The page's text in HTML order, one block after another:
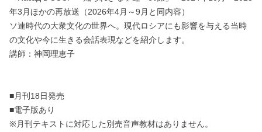
年3月ほかの再放送（2026年4月～9月と同内容）
ソ連時代の大衆文化の世界へ。現代ロシアにも影響を与える当時
の文化や今に生きる会話表現などを紹介します。
講師：神岡理恵子
■月刊18日発売
■電子版あり
※月刊テキストに対応した別売音声教材はありません。